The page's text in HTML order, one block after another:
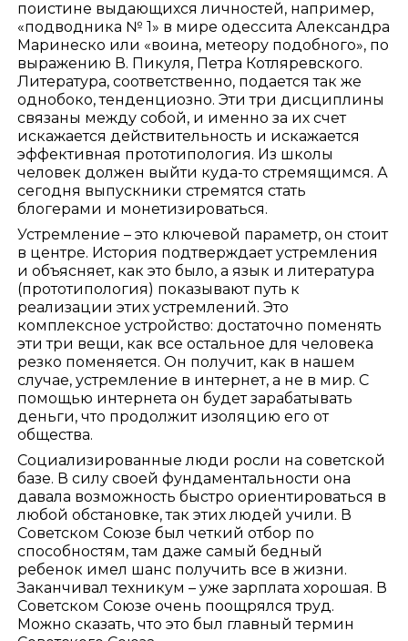
поистине выдающихся личностей, например,
«подводника № 1» в мире одессита Александра
Маринеско или «воина, метеору подобного», по
выражению В. Пикуля, Петра Котляревского.
Литература, соответственно, подается так же
однобоко, тенденциозно. Эти три дисциплины
связаны между собой, и именно за их счет
искажается действительность и искажается
эффективная прототипология. Из школы
человек должен выйти куда-то стремящимся. А
сегодня выпускники стремятся стать
блогерами и монетизироваться.
Устремление – это ключевой параметр, он стоит
в центре. История подтверждает устремления
и объясняет, как это было, а язык и литература
(прототипология) показывают путь к
реализации этих устремлений. Это
комплексное устройство: достаточно поменять
эти три вещи, как все остальное для человека
резко поменяется. Он получит, как в нашем
случае, устремление в интернет, а не в мир. С
помощью интернета он будет зарабатывать
деньги, что продолжит изоляцию его от
общества.
Социализированные люди росли на советской
базе. В силу своей фундаментальности она
давала возможность быстро ориентироваться в
любой обстановке, так этих людей учили. В
Советском Союзе был четкий отбор по
способностям, там даже самый бедный
ребенок имел шанс получить все в жизни.
Заканчивал техникум – уже зарплата хорошая. В
Советском Союзе очень поощрялся труд.
Можно сказать, что это был главный термин